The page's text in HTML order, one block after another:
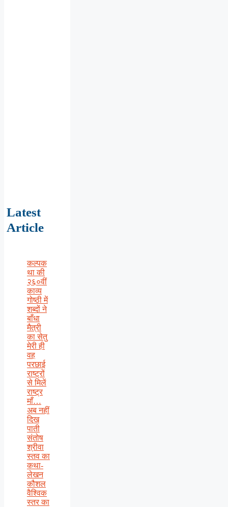
Latest
Article
कल्पक
था की
२६०वीं
काव्य
गोष्ठी में
शब्दों ने
बाँधा
मैत्री
का सेतु
मेरी ही
वह
परछाई
राष्ट्रों
से मिलें
राष्ट्र
माँ…
अब नहीं
दिख
पाती
संतोष
श्रीवा
स्तव का
कथा-
लेखन
कौशल
वैश्विक
स्तर का